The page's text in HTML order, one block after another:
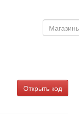
Открыть код